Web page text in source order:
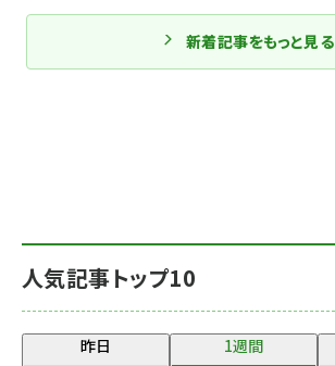
人気記事トップ10
昨日 1週間
新着記事をもっと見る